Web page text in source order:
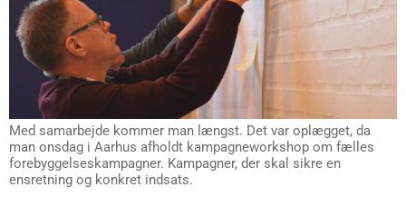
Med samarbejde kommer man længst. Det var oplægget, da
man onsdag i Aarhus afholdt kampagneworkshop om fælles
forebyggelseskampagner. Kampagner, der skal sikre en
ensretning og konkret indsats.